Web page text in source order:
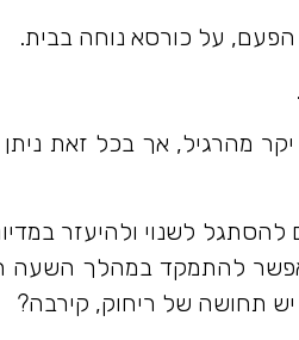
על כורסא נוחה בבית.
מהרגיל, אך בכל זאת
לשנוי ולהיעזר
להתמקד במהלך השעה
תחושה של ריחוק, קירבה?